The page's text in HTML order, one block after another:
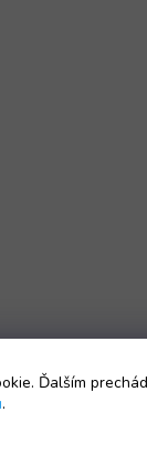
Ďalším
.